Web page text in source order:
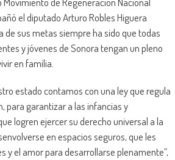
el diputado Arturo Robles Higuera
de sus metas siempre ha sido que todas
y jóvenes de Sonora tengan un pleno
en familia.
estado contamos con una ley que regula
para garantizar a las infancias y
logren ejercer su derecho universal a la
en espacios seguros, que les
y el amor para desarrollarse plenamente”,